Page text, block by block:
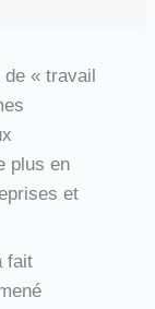
de « travail
plus en
et
fait